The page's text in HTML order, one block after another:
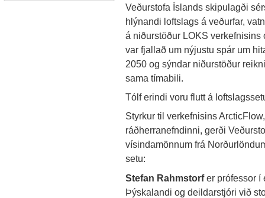
Veðurstofa Íslands skipulagði
hlýnandi loftslags á veðurfar,
á niðurstöður LOKS
var fjallað um nýjustu spár um
2050 og sýndar niðurstöður
sama tímabili.
Tólf erindi voru flutt á
Styrkur til verkefnisins
ráðherranefndinni, gerði
vísindamönnum frá
setu:
Stefan Rahmstorfer prófessor í
Þýskalandi og deildarstjóri við